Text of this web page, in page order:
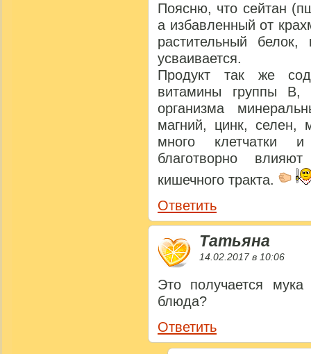
Поясню, что сейтан
а избавленный от
растительный белок,
усваивается.
Продукт так же
витамины группы
организма
магний, цинк, селен,
много клетчатки
благотворно
кишечного тракта.
Ответить
Татьяна
14.02.2017 в 10:06
Это получается
блюда?
Ответить